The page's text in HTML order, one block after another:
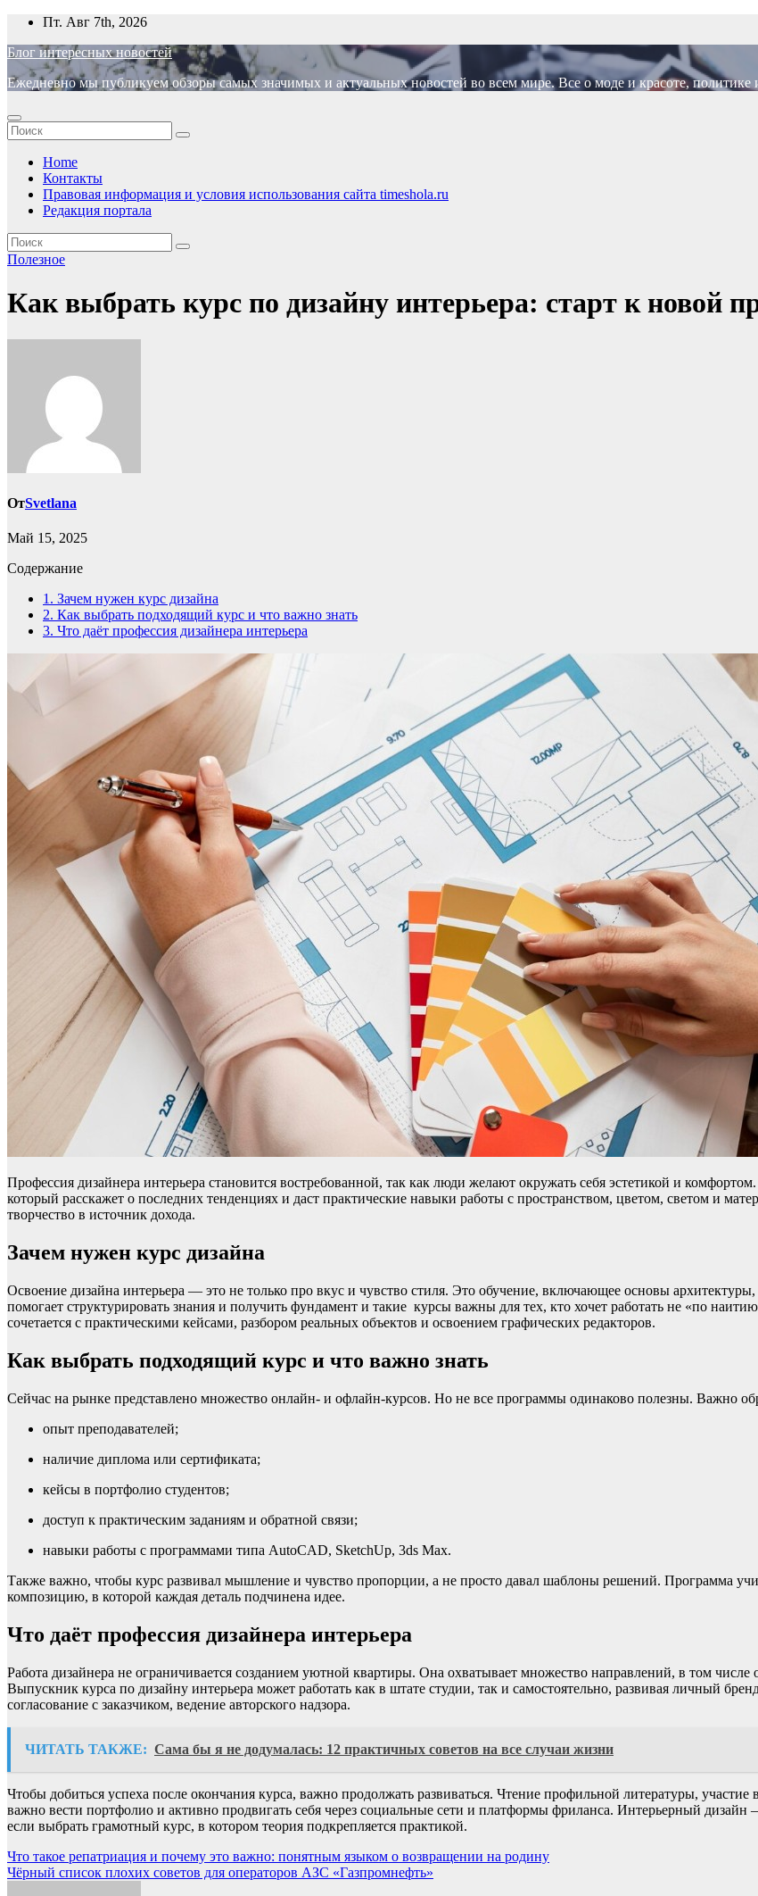
Перейти
содержимому
Пт. Авг 7th, 2026
Блог интересных новостей
Ежедневно мы публикуем обзоры самых значимых и актуальных новостей во всем мире. Все о моде и красоте, политике
Home
Контакты
Правовая информация и условия использования сайта timeshola.ru
Редакция портала
Полезное
Как выбрать курс по дизайну интерьера: старт к новой
ОтSvetlana
Май 15, 2025
Содержание
1. Зачем нужен курс дизайна
2. Как выбрать подходящий курс и что важно знать
3. Что даёт профессия дизайнера интерьера
Профессия дизайнера интерьера становится востребованной, так как люди желают окружать себя эстетикой и
который расскажет о последних тенденциях и даст практические навыки работы с пространством, цветом, светом и
творчество в источник дохода.
Зачем нужен курс дизайна
Освоение дизайна интерьера — это не только про вкус и чувство стиля. Это обучение, включающее основы
помогает структурировать знания и получить фундамент и такие курсы важны для тех, кто хочет работать не «по
сочетается с практическими кейсами, разбором реальных объектов и освоением графических редакторов.
Как выбрать подходящий курс и что важно знать
Сейчас на рынке представлено множество онлайн- и офлайн-курсов. Но не все программы одинаково полезны. Важно
опыт преподавателей;
наличие диплома или сертификата;
кейсы в портфолио студентов;
доступ к практическим заданиям и обратной связи;
навыки работы с программами типа AutoCAD, SketchUp, 3ds Max.
Также важно, чтобы курс развивал мышление и чувство пропорции, а не просто давал шаблоны решений. Программа
композицию, в которой каждая деталь подчинена идее.
Что даёт профессия дизайнера интерьера
Работа дизайнера не ограничивается созданием уютной квартиры. Она охватывает множество направлений, в том
Выпускник курса по дизайну интерьера может работать как в штате студии, так и самостоятельно, развивая личный
согласование с заказчиком, ведение авторского надзора.
ЧИТАТЬ ТАКЖЕ: Сама бы я не додумалась: 12 практичных советов на все случаи жизни
Чтобы добиться успеха после окончания курса, важно продолжать развиваться. Чтение профильной литературы,
важно вести портфолио и активно продвигать себя через социальные сети и платформы фриланса. Интерьерный дизайн
если выбрать грамотный курс, в котором теория подкрепляется практикой.
Навигация
по
Что такое репатриация и почему это важно: понятным языком о возвращении на родину
Чёрный список плохих советов для операторов АЗС «Газпромнефть»